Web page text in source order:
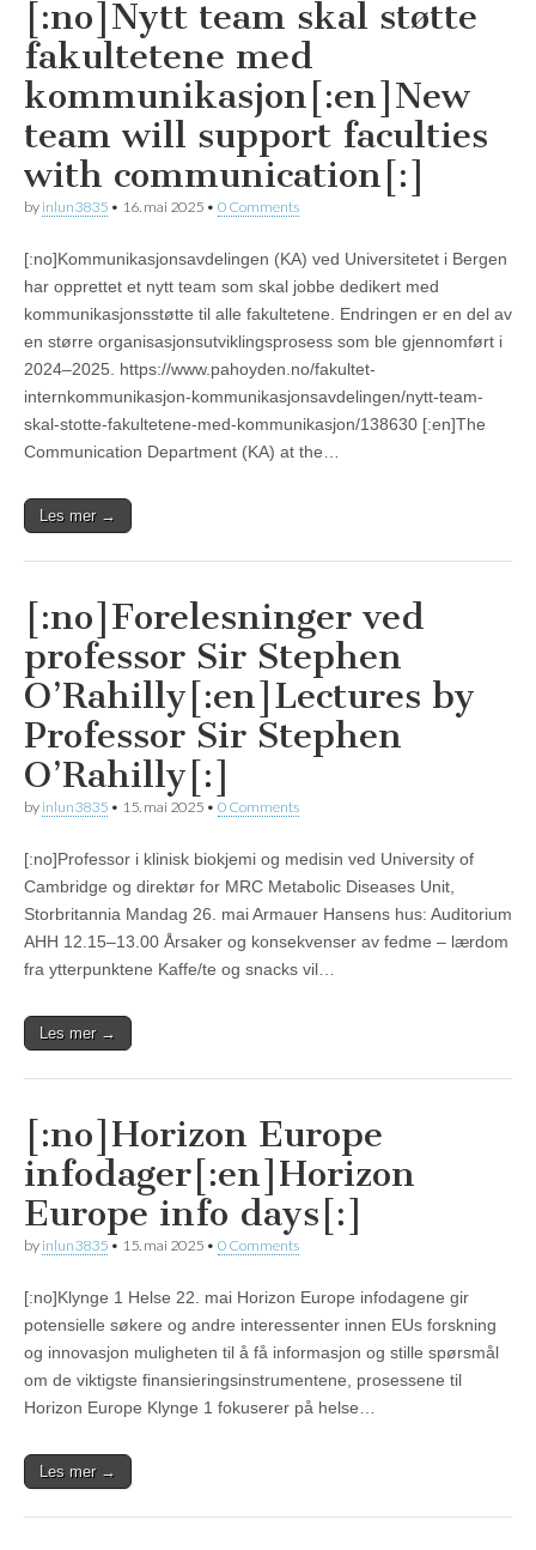
[:no]Nytt team skal støtte
fakultetene med
kommunikasjon[:en]New
team will support faculties
with communication[:]
by inlun3835 • 16. mai 2025 • 0 Comments
[:no]Kommunikasjonsavdelingen (KA) ved Universitetet i Bergen
har opprettet et nytt team som skal jobbe dedikert med
kommunikasjonsstøtte til alle fakultetene. Endringen er en del av
en større organisasjonsutviklingsprosess som ble gjennomført i
2024–2025. https://www.pahoyden.no/fakultet-
internkommunikasjon-kommunikasjonsavdelingen/nytt-team-
skal-stotte-fakultetene-med-kommunikasjon/138630 [:en]The
Communication Department (KA) at the…
Les mer →
[:no]Forelesninger ved
professor Sir Stephen
O’Rahilly[:en]Lectures by
Professor Sir Stephen
O’Rahilly[:]
by inlun3835 • 15. mai 2025 • 0 Comments
[:no]Professor i klinisk biokjemi og medisin ved University of
Cambridge og direktør for MRC Metabolic Diseases Unit,
Storbritannia Mandag 26. mai Armauer Hansens hus: Auditorium
AHH 12.15–13.00 Årsaker og konsekvenser av fedme – lærdom
fra ytterpunktene Kaffe/te og snacks vil…
Les mer →
[:no]Horizon Europe
infodager[:en]Horizon
Europe info days[:]
by inlun3835 • 15. mai 2025 • 0 Comments
[:no]Klynge 1 Helse 22. mai Horizon Europe infodagene gir
potensielle søkere og andre interessenter innen EUs forskning
og innovasjon muligheten til å få informasjon og stille spørsmål
om de viktigste finansieringsinstrumentene, prosessene til
Horizon Europe Klynge 1 fokuserer på helse…
Les mer →